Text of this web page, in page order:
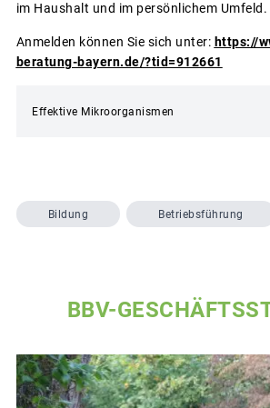
im Haushalt und im persönlichem Umfeld.
Anmelden können Sie sich unter: https://
beratung-bayern.de/?tid=912661
Effektive Mikroorganismen
Bildung Betriebsführung
BBV-